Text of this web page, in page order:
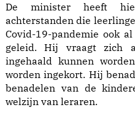
De minister heeft
achterstanden die
Covid-19-pandemie ook
geleid. Hij vraagt zich
ingehaald kunnen
worden ingekort. Hij
benadelen van de
welzijn van leraren.